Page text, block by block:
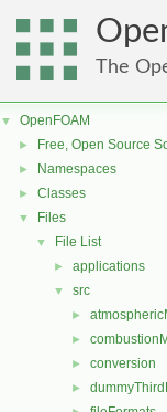
The
▼ OpenFOAM
► Free, Open Source
► Namespaces
► Classes
▼ Files
▼ File List
► applications
▼ src
►
►
► conversion
►